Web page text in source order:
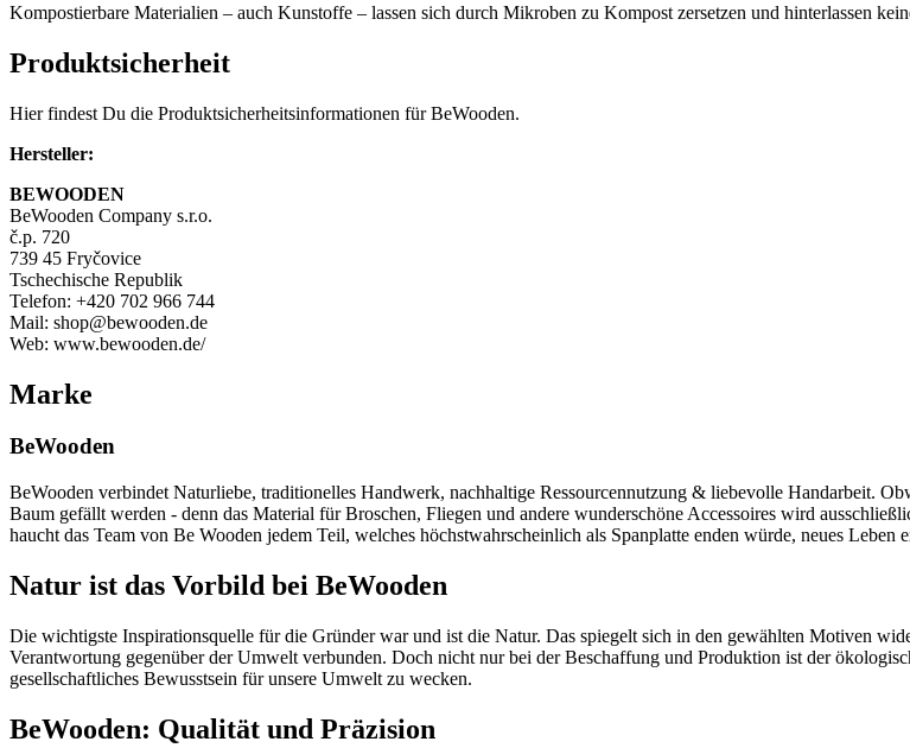
Kompostierbare Materialien – auch Kunstoffe – lassen sich durch Mikroben zu Kompost zersetzen und hinterlassen
Produktsicherheit
Hier findest Du die Produktsicherheitsinformationen für BeWooden.
Hersteller:
BEWOODEN
BeWooden Company s.r.o.
č.p. 720
739 45 Fryčovice
Tschechische Republik
Telefon: +420 702 966 744
Mail: shop@bewooden.de
Web: www.bewooden.de/
Marke
BeWooden
BeWooden verbindet Naturliebe, traditionelles Handwerk, nachhaltige Ressourcennutzung & liebevolle Handarbeit.
Baum gefällt werden - denn das Material für Broschen, Fliegen und andere wunderschöne Accessoires wird
haucht das Team von Be Wooden jedem Teil, welches höchstwahrscheinlich als Spanplatte enden würde, neues Leben
Natur ist das Vorbild bei BeWooden
Die wichtigste Inspirationsquelle für die Gründer war und ist die Natur. Das spiegelt sich in den gewählten Motiven
Verantwortung gegenüber der Umwelt verbunden. Doch nicht nur bei der Beschaffung und Produktion ist der
gesellschaftliches Bewusstsein für unsere Umwelt zu wecken.
BeWooden: Qualität und Präzision